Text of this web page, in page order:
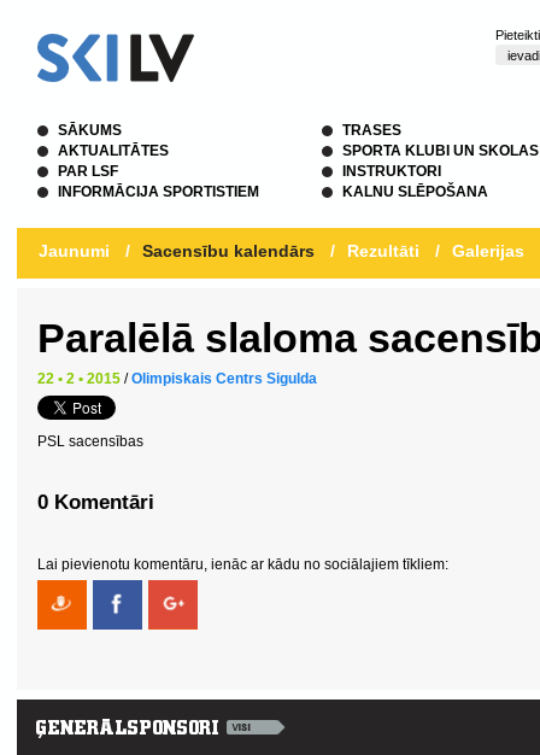
SĀKUMS
AKTUALITĀTES
PAR LSF
INFORMĀCIJA SPORTISTIEM
TRASES
SPORTA KLUBI UN SKOLAS
INSTRUKTORI
KALNU SLĒPOŠANA
Jaunumi / Sacensību kalendārs / Rezultāti / Galerijas
Paralēlā slaloma
22 • 2 • 2015 /Olimpiskais Centrs Sigulda
PSL sacensības
0 Komentāri
Lai pievienotu komentāru, ienāc ar kādu no sociālajiem tīkliem: